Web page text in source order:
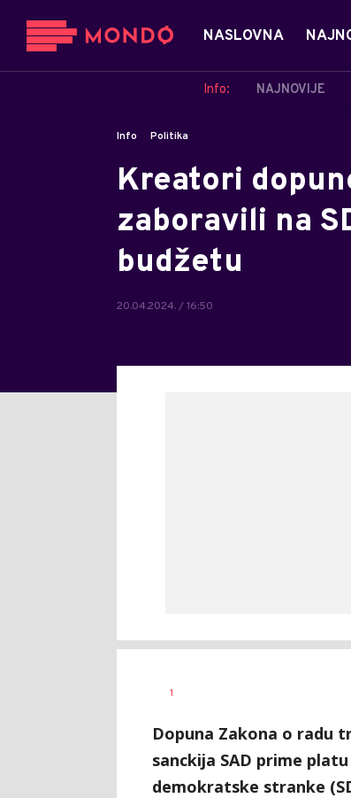
NASLOVNA
Info: NAJNOVIJE
Info Politika
Kreatori
zaboravili na
budžetu
20.04.2024. / 16:50
AUTOR
1
Dopuna Zakona o radu
sanckija SAD prime
demokratske stranke